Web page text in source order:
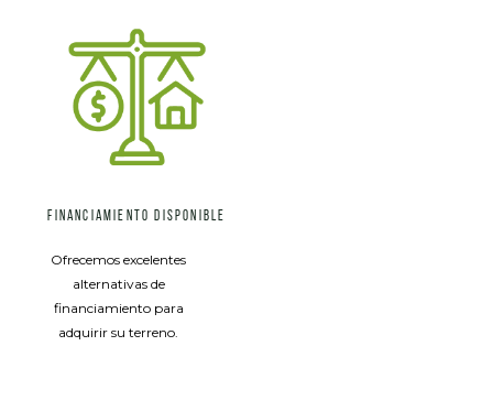
FINANCIAMIENTO DISPONIBLE
Ofrecemos excelentes
alternativas de
financiamiento para
adquirir su terreno.